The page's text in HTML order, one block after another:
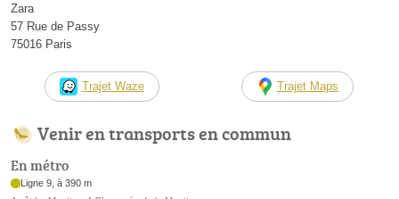
Zara
57 Rue de Passy
75016 Paris
Trajet Waze Trajet Maps
Venir en transports en commun
En métro
Ligne 9, à 390 m